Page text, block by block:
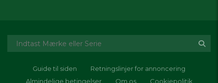
Guide til siden
Retningslinjer for annoncering
Almindelige betingelser
Om os Cookiepolitik